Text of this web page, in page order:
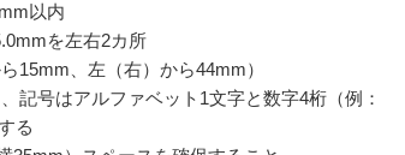
以内
を左右2カ所
15mm、左（右）から44mm）
記号はアルファベット1文字と数字4桁（例：
る